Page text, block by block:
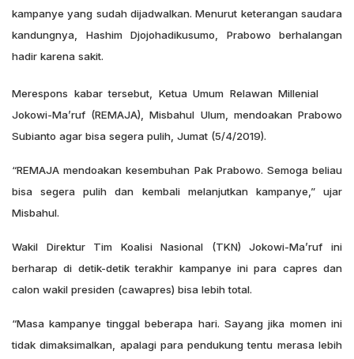
kampanye yang sudah dijadwalkan. Menurut keterangan saudara
kandungnya, Hashim Djojohadikusumo, Prabowo berhalangan
hadir karena sakit.
Merespons kabar tersebut, Ketua Umum Relawan Millenial
Jokowi-Ma’ruf (REMAJA), Misbahul Ulum, mendoakan Prabowo
Subianto agar bisa segera pulih, Jumat (5/4/2019).
“REMAJA mendoakan kesembuhan Pak Prabowo. Semoga beliau
bisa segera pulih dan kembali melanjutkan kampanye,” ujar
Misbahul.
Wakil Direktur Tim Koalisi Nasional (TKN) Jokowi-Ma’ruf ini
berharap di detik-detik terakhir kampanye ini para capres dan
calon wakil presiden (cawapres) bisa lebih total.
“Masa kampanye tinggal beberapa hari. Sayang jika momen ini
tidak dimaksimalkan, apalagi para pendukung tentu merasa lebih